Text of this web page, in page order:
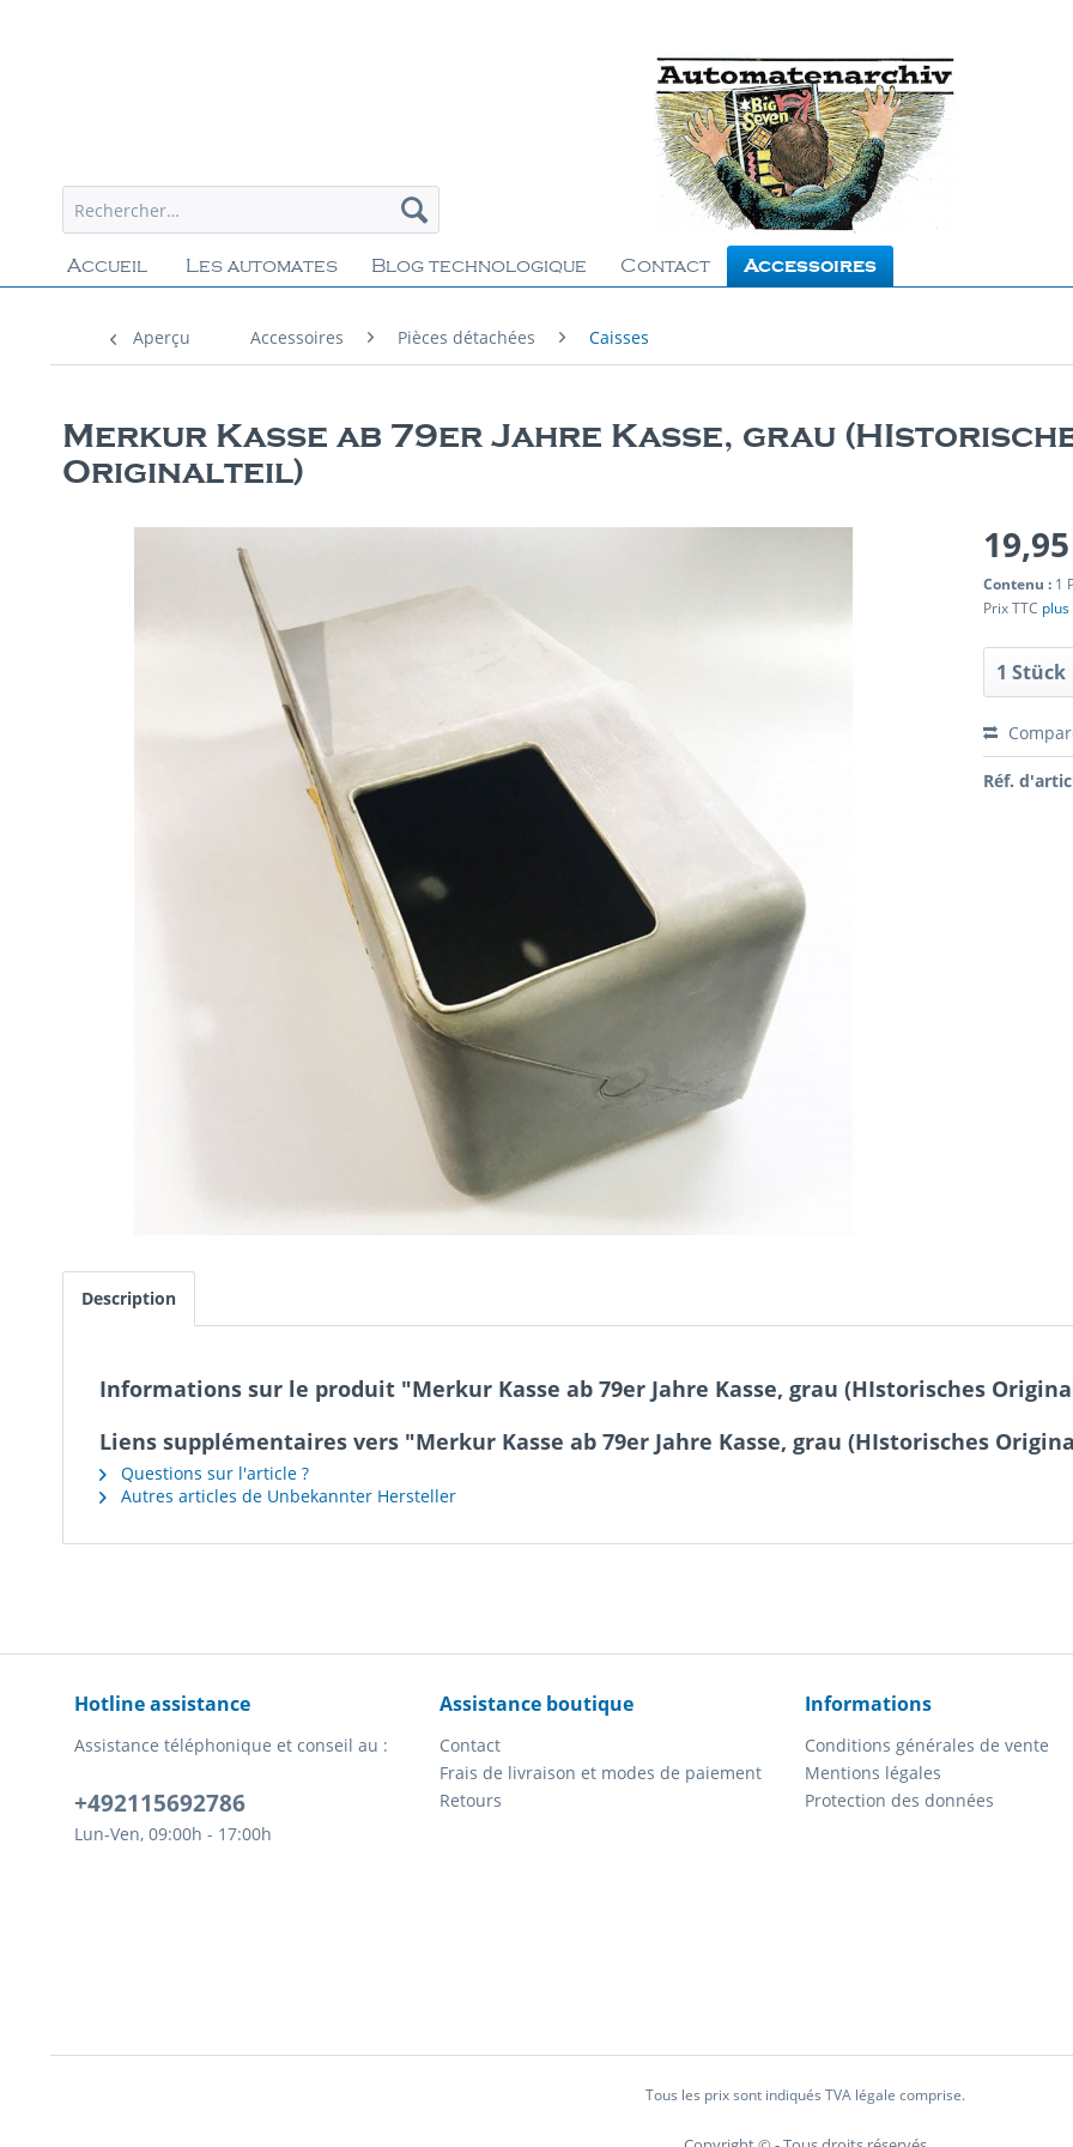
Accueil Les automates Blog technologique Contact Accessoires
Aperçu Accessoires Pièces détachées Caisses
Merkur Kasse ab 79er Jahre Kasse, grau
Originalteil)
Contenu : 1
Prix TTC
Réf.
Description
Informations sur le produit "Merkur Kasse ab 79er Jahre Kasse, grau (HIstorisches
Liens supplémentaires vers "Merkur Kasse ab 79er Jahre Kasse, grau (HIstorisches
Questions sur l'article ?
Autres articles de Unbekannter Hersteller
Hotline assistance
Assistance téléphonique et conseil au :
+492115692786
Lun-Ven, 09:00h - 17:00h
Assistance boutique
Contact
Frais de livraison et modes de paiement
Retours
Informations
Conditions générales de vente
Mentions légales
Protection des données
Tous les prix sont indiqués TVA légale comprise.